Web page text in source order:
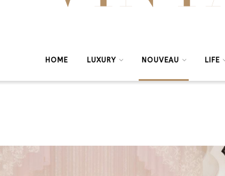
HOME LUXURY NOUVEAU LIFE